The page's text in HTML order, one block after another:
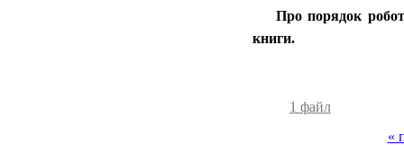
Про порядок
книги.
1 файл
«